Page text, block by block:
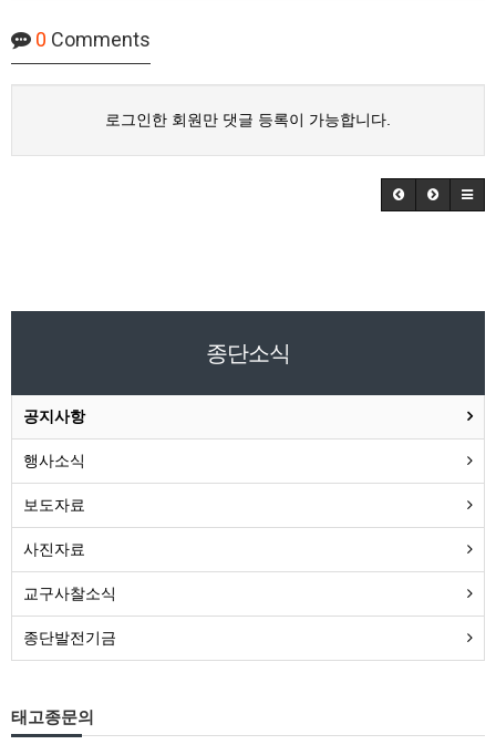
0 Comments
로그인한 회원만 댓글 등록이 가능합니다.
종단소식
공지사항
행사소식
보도자료
사진자료
교구사찰소식
종단발전기금
태고종문의